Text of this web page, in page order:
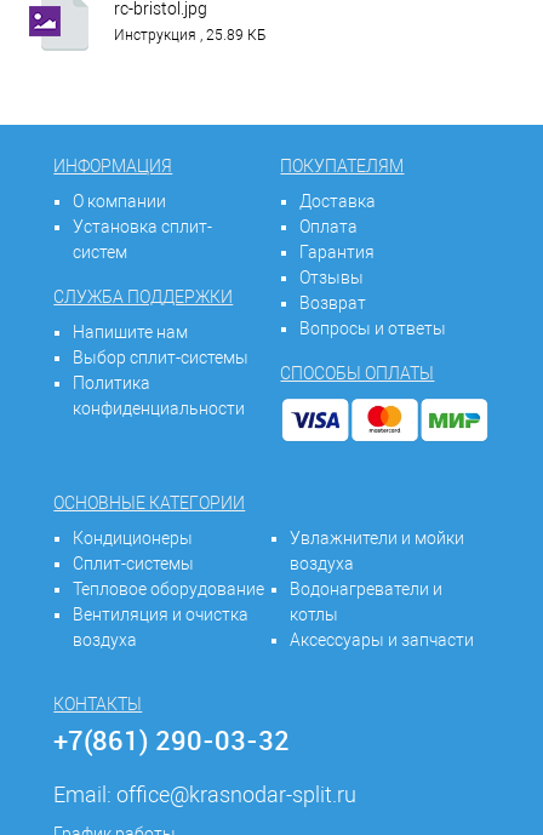
rc-bristol.jpg
Инструкция , 25.89 КБ
ИНФОРМАЦИЯ
О компании
Установка сплит-
систем
СЛУЖБА ПОДДЕРЖКИ
Напишите нам
Выбор сплит-системы
Политика
конфиденциальности
ПОКУПАТЕЛЯМ
Доставка
Оплата
Гарантия
Отзывы
Возврат
Вопросы и ответы
СПОСОБЫ ОПЛАТЫ
ОСНОВНЫЕ КАТЕГОРИИ
Кондиционеры
Сплит-системы
Тепловое оборудование
Вентиляция и очистка
воздуха
Увлажнители и мойки
воздуха
Водонагреватели и
котлы
Аксессуары и запчасти
КОНТАКТЫ
+7(861) 290-03-32
Email:office@krasnodar-split.ru